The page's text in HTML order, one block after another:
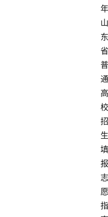
年
山
东
省
普
通
高
校
招
生
填
报
志
愿
指